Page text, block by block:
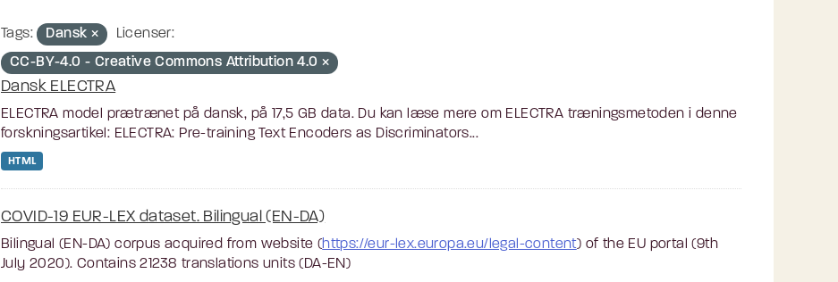
Tags: Dansk
Licenser:
CC-BY-4.0 - Creative Commons Attribution 4.0
Dansk ELECTRA
ELECTRA model prætrænet på dansk, på 17,5 GB data. Du kan læse mere om ELECTRA træningsmetoden i denne
forskningsartikel: ELECTRA: Pre-training Text Encoders as Discriminators...
HTML
COVID-19 EUR-LEX dataset. Bilingual (EN-DA)
Bilingual (EN-DA) corpus acquired from website (https://eur-lex.europa.eu/legal-content) of the EU portal (9th
July 2020). Contains 21238 translations units (DA-EN)